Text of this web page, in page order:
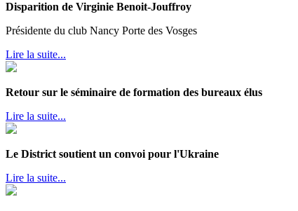
Disparition de Virginie Benoit-Jouffroy
Présidente du club Nancy Porte des Vosges
Lire la suite...
Retour sur le séminaire de formation des bureaux élus
Lire la suite...
Le District soutient un convoi pour l'Ukraine
Lire la suite...